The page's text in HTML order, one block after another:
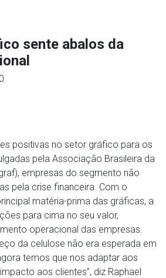
sente abalos da
positivas no setor gráfico para os
pela Associação Brasileira da
empresas do segmento não
pela crise financeira. Com o
matéria-prima das gráficas, a
para cima no seu valor,
operacional das empresas.
da celulose não era esperada em
temos que nos adaptar aos
aos clientes”, diz Raphael